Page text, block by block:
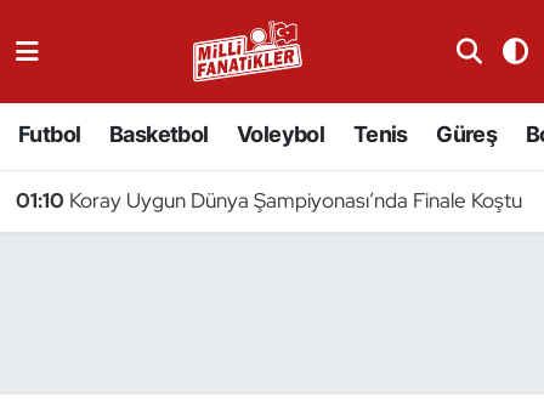
Futbol Basketbol Voleybol Tenis Güreş
01:10 Koray Uygun Dünya Şampiyonası’nda Finale Koştu
Badminton